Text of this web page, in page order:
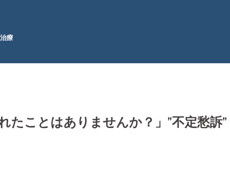
療
たことはありませんか？」”不定愁訴”